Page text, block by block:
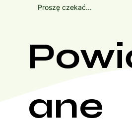
Proszę czekać...
ane